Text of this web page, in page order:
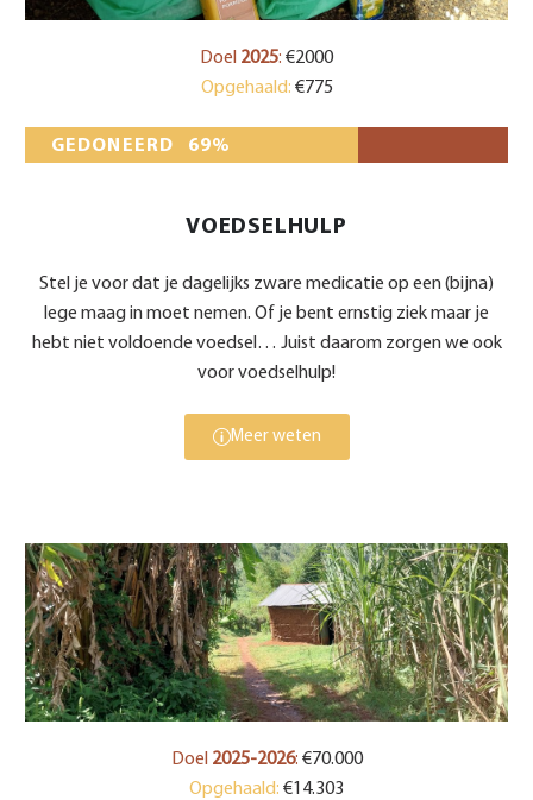
Doel 2025: €2000
Opgehaald: €775
GEDONEERD 69%
VOEDSELHULP
Stel je voor dat je dagelijks zware medicatie op een (bijna)
lege maag in moet nemen. Of je bent ernstig ziek maar je
hebt niet voldoende voedsel… Juist daarom zorgen we ook
voor voedselhulp!
Meer weten
Doel 2025-2026: €70.000
Opgehaald: €14.303